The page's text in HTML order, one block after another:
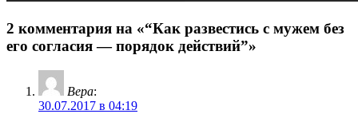
2 комментария на «“Как развестись с мужем без
его согласия — порядок действий”»
Вера:
30.07.2017 в 04:19